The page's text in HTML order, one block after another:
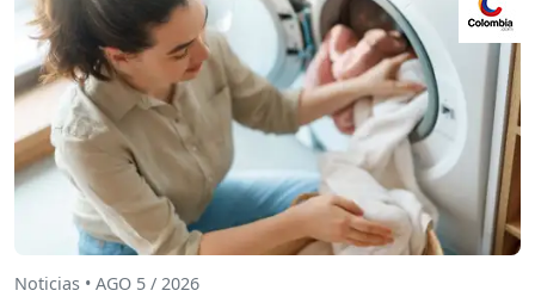
Noticias • AGO 5 / 2026